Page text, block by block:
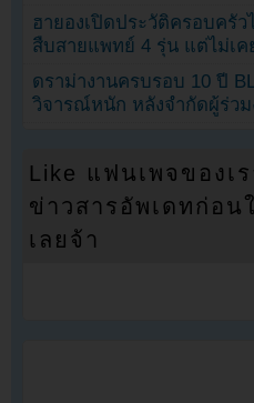
ฮายองเปิดประวัติครอบครัว
สืบสายแพทย์ 4 รุ่น แต่ไม่เค
ดราม่างานครบรอบ 10 ปี
วิจารณ์หนัก หลังจำกัดผู้ร่ว
Like แฟนเพจของเ
ข่าวสารอัพเดทก่อน
เลยจ้า